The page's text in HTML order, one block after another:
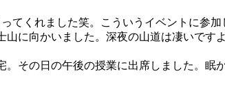
くれました笑。こういうイベントに参加
に向かいました。深夜の山道は凄いです
その日の午後の授業に出席しました。